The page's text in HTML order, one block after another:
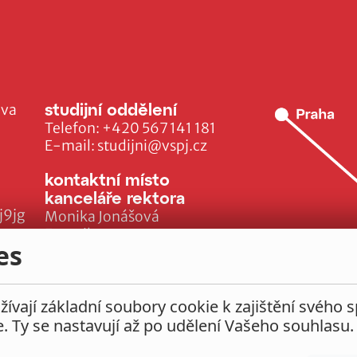
studijní oddělení
Telefon: +420 567 141 181
E-mail: studijni@vspj.cz
kontaktní místo
kanceláře rektora
Monika Jonášová
E-mail:
základní soubory cookie k zajištění
se nastavují až po udělení Vašeho souhlasu.